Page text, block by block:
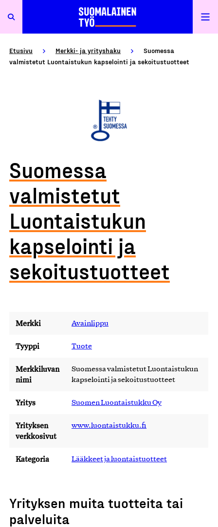
Etusivu Merkki- ja yrityshaku
Suomessa
valmistetut Luontaistukun kapselointi ja sekoitustuotteet
Suomessa
valmistetut
Luontaistukun
kapselointi ja
sekoitustuotteet
Merkki Avainlippu
Tyyppi Tuote
Merkkiluvan
nimi
Suomessa valmistetut Luontaistukun
kapselointi ja sekoitustuotteet
Yritys Suomen Luontaistukku Oy
Yrityksen
verkkosivut
www.luontaistukku.fi
Kategoria Lääkkeet ja luontaistuotteet
Yrityksen muita tuotteita tai
palveluita